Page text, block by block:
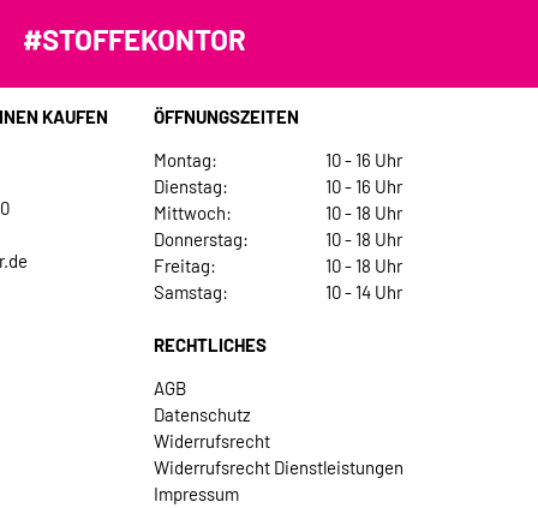
#STOFFEKONTOR
KAUFEN
ÖFFNUNGSZEITEN
Montag:
10 - 16 Uhr
Dienstag:
10 - 16 Uhr
Mittwoch:
10 - 18 Uhr
Donnerstag:
10 - 18 Uhr
Freitag:
10 - 18 Uhr
Samstag:
10 - 14 Uhr
RECHTLICHES
AGB
Datenschutz
Widerrufsrecht
Widerrufsrecht Dienstleistungen
Impressum